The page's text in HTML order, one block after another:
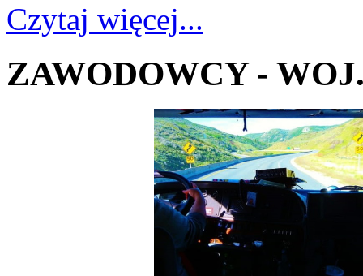
Czytaj więcej...
ZAWODOWCY -